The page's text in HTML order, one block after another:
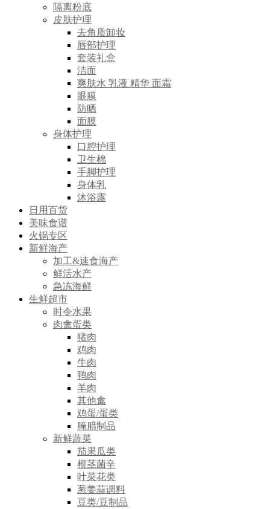
隔离粉底
皮肤护理
去角质卸妆
唇部护理
套装礼盒
洁面
爽肤水 乳液 精华 面霜
眼膜
防晒
面膜
身体护理
口腔护理
卫生棉
手脚护理
身体乳
沐浴露
日用百货
美味食谱
火锅专区
新鲜海产
加工&速食海产
鲜活水产
急冻海鲜
生鲜超市
时令水果
肉禽蛋类
猪肉
鸡肉
牛肉
鸭肉
羊肉
其他禽
鸡蛋/蛋类
腌腊制品
新鲜蔬菜
茄果瓜类
根茎菌辛
叶菜花类
葱姜蒜调料
豆类/豆制品